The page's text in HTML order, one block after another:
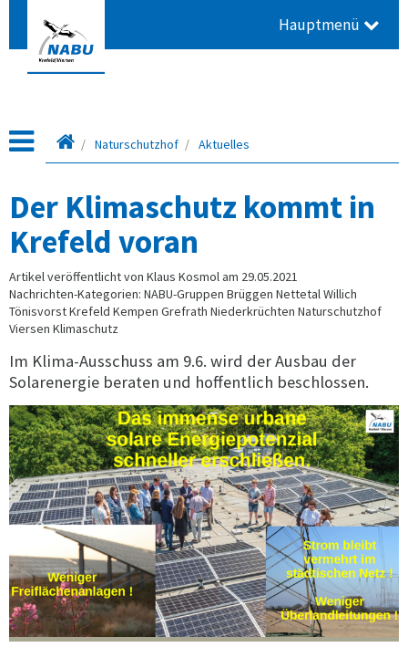
Hauptmenü
Startseite
Naturschutzhof Aktuelles
Der Klimaschutz kommt in
Krefeld voran
Artikel veröffentlicht von Klaus Kosmol am 29.05.2021
Nachrichten-Kategorien: NABU-Gruppen Brüggen Nettetal Willich
Tönisvorst Krefeld Kempen Grefrath Niederkrüchten Naturschutzhof
Viersen Klimaschutz
Im Klima-Ausschuss am 9.6. wird der Ausbau der
Solarenergie beraten und hoffentlich beschlossen.